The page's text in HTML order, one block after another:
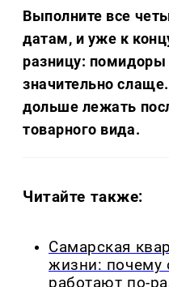
Выполните все
датам, и уже к
разницу: помидоры
значительно
дольше лежать
товарного вида.
Читайте также:
Самарская
жизни: почему
работают по-